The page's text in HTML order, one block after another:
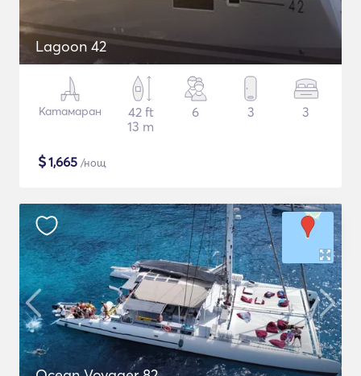
Lagoon 42
Катамаран
42 ft
13 m
6 3 3
$1,665 /нощ